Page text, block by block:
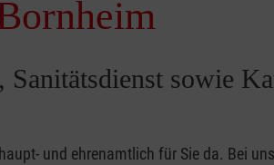
sowie
und ehrenamtlich für Sie da. Bei